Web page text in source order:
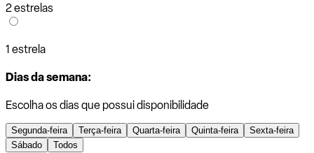
2 estrelas
1 estrela
Dias da semana:
Escolha os dias que possui disponibilidade
Segunda-feira Terça-feira Quarta-feira Quinta-feira
Sexta-feira
Sábado
Todos